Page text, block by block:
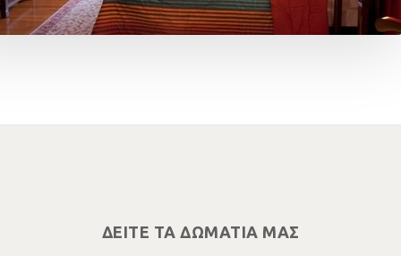
ΔΕΙΤΕ ΤΑ ΔΩΜΑΤΙΑ ΜΑΣ